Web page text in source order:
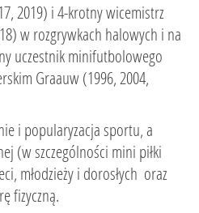
2019) i 4-krotny wicemistrz
w rozgrywkach halowych i na
uczestnik minifutbolowego
Graauw (1996, 2004,
i popularyzacja sportu, a
(w szczególności mini piłki
młodzieży i dorosłych oraz
fizyczną.